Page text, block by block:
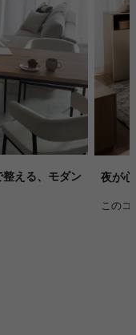
える、モダン
夜が
この